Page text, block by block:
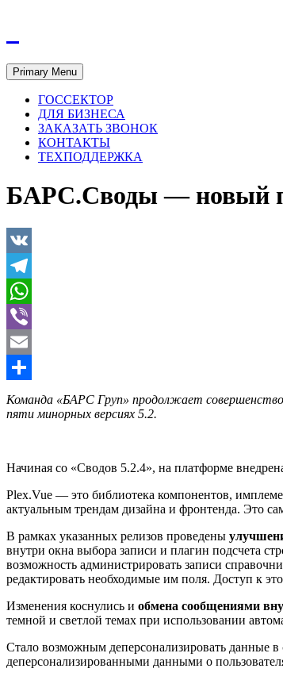
Primary Menu
ГОССЕКТОР
ДЛЯ БИЗНЕСА
ЗАКАЗАТЬ ЗВОНОК
КОНТАКТЫ
ТЕХПОДДЕРЖКА
БАРС.Своды — новый
VK
Telegram
WhatsApp
Viber
Email
Отправить
Команда «БАРС Груп» продолжает
пяти минорных версиях 5.2.
Начиная со «Сводов 5.2.4», на платформе
Plex.Vue — это библиотека компонентов,
актуальным трендам дизайна и фронтенда. Это
В рамках указанных релизов проведены
внутри окна выбора записи и плагин подсчета
возможность администрировать записи
редактировать необходимые им поля. Доступ к
Изменения коснулись и обмена сообщениями
темной и светлой темах при использовании
Стало возможным деперсонализировать данные
деперсонализированными данными о